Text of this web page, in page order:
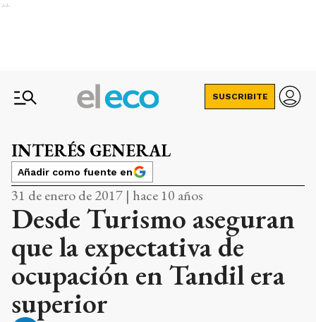
Ads
SUSCRIBITE
INTERÉS GENERAL
Añadir como fuente en
31 de enero de 2017 | hace 10 años
Desde Turismo aseguran
que la expectativa de
ocupación en Tandil era
superior